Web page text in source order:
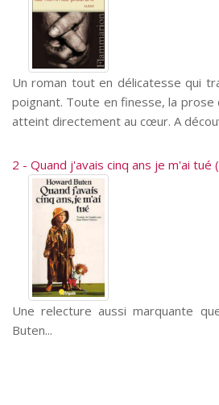
Un roman tout en délicatesse qui
poignant. Toute en finesse, la prose
atteint directement au cœur. A
2 - Quand j'avais cinq ans je m'ai tué
Une relecture aussi marquante
Buten...